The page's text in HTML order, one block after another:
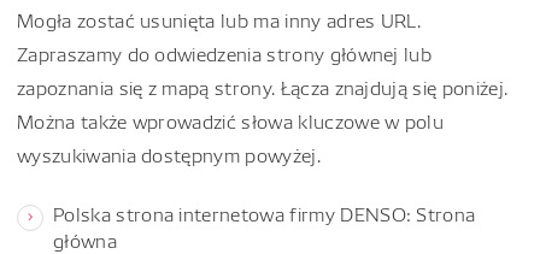
Mogła zostać usunięta lub ma inny adres URL.
Zapraszamy do odwiedzenia strony głównej lub
zapoznania się z mapą strony. Łącza znajdują się poniżej.
Można także wprowadzić słowa kluczowe w polu
wyszukiwania dostępnym powyżej.
Polska strona internetowa firmy DENSO: Strona
główna